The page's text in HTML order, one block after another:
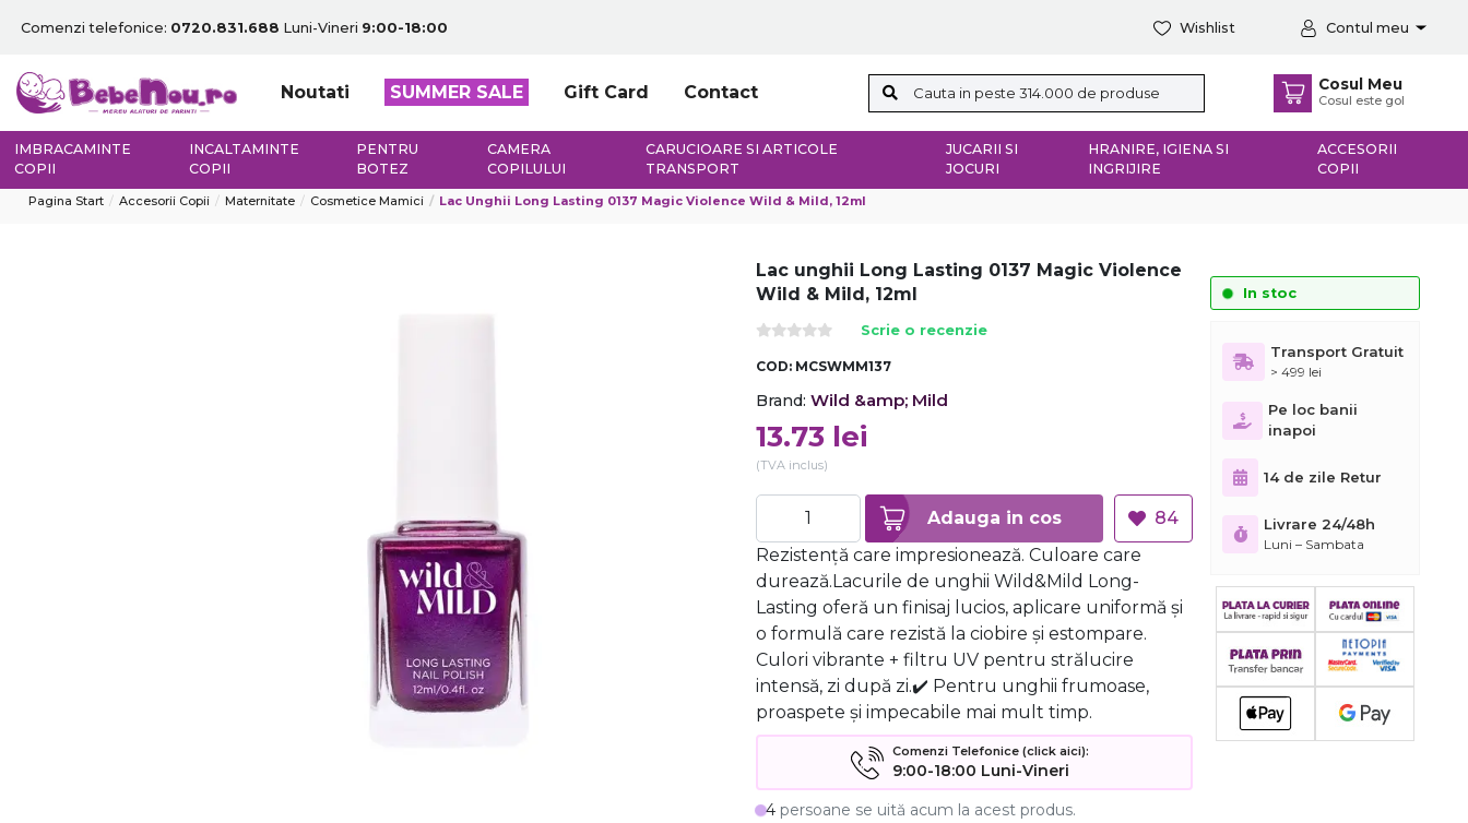
Comenzi telefonice: 0720.831.688 Luni-Vineri 9:00-18:00 Wishlist Contul meu
Noutati SUMMER SALE Gift Card Contact Cosul Meu
Cosul este gol
IMBRACAMINTE
COPII
INCALTAMINTE
COPII
PENTRU
BOTEZ
CAMERA
COPILULUI
CARUCIOARE SI ARTICOLE
TRANSPORT
JUCARII SI
JOCURI
HRANIRE, IGIENA SI
INGRIJIRE
ACCESORII
COPII
Pagina Start Accesorii Copii Maternitate Cosmetice Mamici Lac Unghii Long Lasting 0137 Magic Violence Wild & Mild, 12ml
Lac unghii Long Lasting 0137 Magic Violence
Wild & Mild, 12ml
Scrie o recenzie
COD: MCSWMM137
Brand: Wild &amp; Mild
13.73 lei
(TVA inclus)
Adauga in cos
84
Rezistență care impresionează. Culoare care
durează.Lacurile de unghii Wild&Mild Long-
Lasting oferă un finisaj lucios, aplicare uniformă și
o formulă care rezistă la ciobire și estompare.
Culori vibrante + filtru UV pentru strălucire
intensă, zi după zi.✔️ Pentru unghii frumoase,
proaspete și impecabile mai mult timp.
Comenzi Telefonice (click aici):
9:00-18:00 Luni-Vineri
4 persoane se uită acum la acest produs.
In stoc
Transport Gratuit
> 499 lei
Pe loc banii
inapoi
14 de zile Retur
Livrare 24/48h
Luni – Sambata